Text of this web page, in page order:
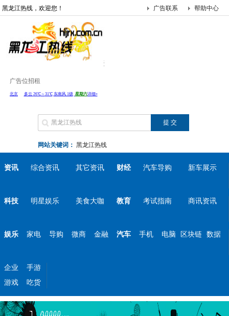
黑龙江热线，欢迎您！ 帮助中心
广告联系
广告位招租
网站关键词： 黑龙江热线
资讯 综合资讯 其它资讯 财经 汽车导购 新车展示
科技 明星娱乐 美食大咖 教育 考试指南 商讯资讯
娱乐 家电 导购 微商 金融 汽车 手机 电脑 区块链 数据
企业
手游
游戏
吃货